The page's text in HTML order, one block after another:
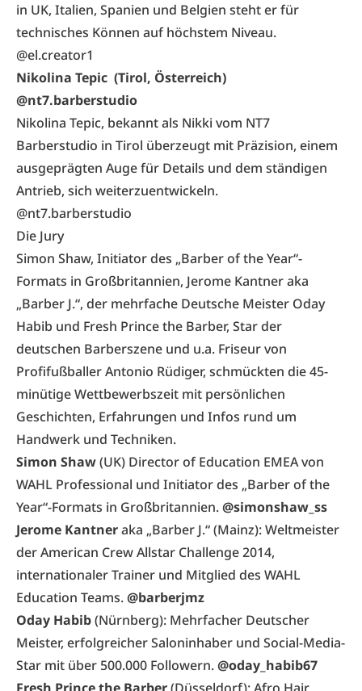
in UK, Italien, Spanien und Belgien steht er für
technisches Können auf höchstem Niveau.
@el.creator1
Nikolina Tepic (Tirol, Österreich)
@nt7.barberstudio
Nikolina Tepic, bekannt als Nikki vom NT7
Barberstudio in Tirol überzeugt mit Präzision, einem
ausgeprägten Auge für Details und dem ständigen
Antrieb, sich weiterzuentwickeln.
@nt7.barberstudio
Die Jury
Simon Shaw, Initiator des „Barber of the Year“-
Formats in Großbritannien, Jerome Kantner aka
„Barber J.“, der mehrfache Deutsche Meister Oday
Habib und Fresh Prince the Barber, Star der
deutschen Barberszene und u.a. Friseur von
Profifußballer Antonio Rüdiger, schmückten die 45-
minütige Wettbewerbszeit mit persönlichen
Geschichten, Erfahrungen und Infos rund um
Handwerk und Techniken.
Simon Shaw(UK) Director of Education EMEA von
WAHL Professional und Initiator des „Barber of the
Year“-Formats in Großbritannien.@simonshaw_ss
Jerome Kantneraka „Barber J.“ (Mainz): Weltmeister
der American Crew Allstar Challenge 2014,
internationaler Trainer und Mitglied des WAHL
Education Teams.@barberjmz
Oday Habib(Nürnberg): Mehrfacher Deutscher
Meister, erfolgreicher Saloninhaber und Social-Media-
Star mit über 500.000 Followern.@oday_habib67